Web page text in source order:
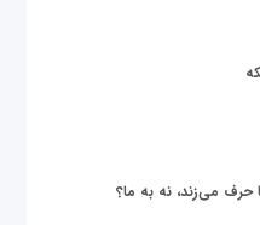
حرف می‌زند، نه به ما؟